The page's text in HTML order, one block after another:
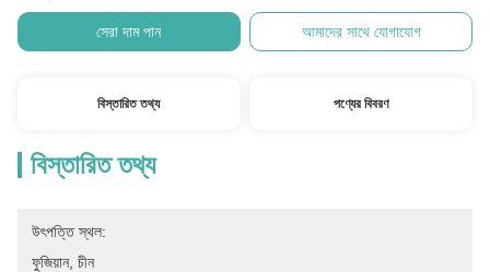
সেরা দাম পান আমাদের সাথে যোগাযোগ
বিস্তারিত তথ্য পণ্যের বিবরণ
বিস্তারিত তথ্য
উৎপত্তি স্থল:
ফুজিয়ান, চীন